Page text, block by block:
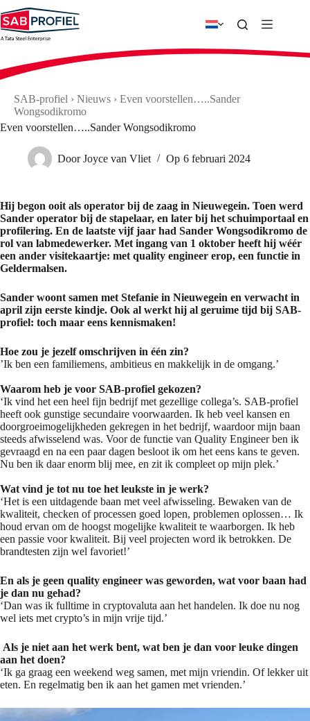
naar
de
inhoud
SAB-profiel › Nieuws › Even voorstellen…..Sander
Wongsodikromo
Even voorstellen…..Sander Wongsodikromo
Door Joyce van Vliet Op 6 februari 2024
Hij begon ooit als operator bij de zaag in Nieuwegein. Toen werd
Sander operator bij de stapelaar, en later bij het schuimportaal en
profilering. En de laatste vijf jaar had Sander Wongsodikromo de
rol van labmedewerker. Met ingang van 1 oktober heeft hij wéér
een ander visitekaartje: met quality engineer erop, een functie in
Geldermalsen.
Sander woont samen met Stefanie in Nieuwegein en verwacht in
april zijn eerste kindje. Ook al werkt hij al geruime tijd bij SAB-
profiel: toch maar eens kennismaken!
Hoe zou je jezelf omschrijven in één zin?
’Ik ben een familiemens, ambitieus en makkelijk in de omgang.’
Waarom heb je voor SAB-profiel gekozen?
‘Ik vind het een heel fijn bedrijf met gezellige collega’s. SAB-profiel
heeft ook gunstige secundaire voorwaarden. Ik heb veel kansen en
doorgroeimogelijkheden gekregen in het bedrijf, waardoor mijn baan
steeds afwisselend was. Voor de functie van Quality Engineer ben ik
gevraagd en na een paar dagen besloot ik om het eens kans te geven.
Nu ben ik daar enorm blij mee, en zit ik compleet op mijn plek.’
Wat vind je tot nu toe het leukste in je werk?
‘Het is een uitdagende baan met veel afwisseling. Bewaken van de
kwaliteit, checken of processen goed lopen, problemen oplossen… Ik
houd ervan om de hoogst mogelijke kwaliteit te waarborgen. Ik heb
een passie voor kwaliteit. Bij veel projecten word ik betrokken. De
brandtesten zijn wel favoriet!’
En als je geen quality engineer was geworden, wat voor baan had
je dan nu gehad?
‘Dan was ik fulltime in cryptovaluta aan het handelen. Ik doe nu nog
wel iets met crypto’s in mijn vrije tijd.’
Als je niet aan het werk bent, wat ben je dan voor leuke dingen
aan het doen?
‘Ik ga graag een weekend weg samen, met mijn vriendin. Of lekker uit
eten. En regelmatig ben ik aan het gamen met vrienden.’